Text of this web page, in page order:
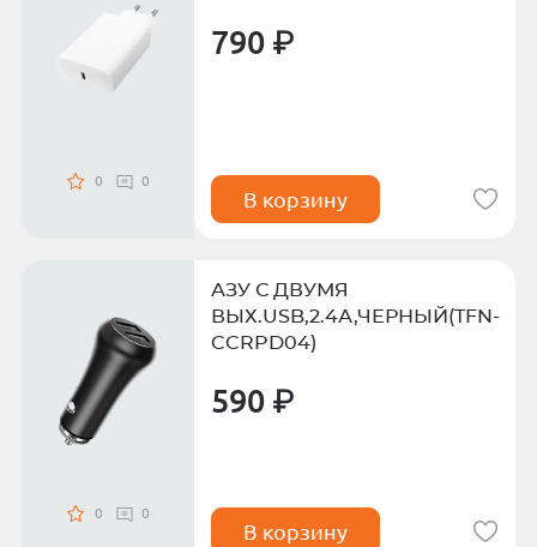
0 0
790 ₽
В корзину
0 0
АЗУ С ДВУМЯ
ВЫХ.USB,2.4А,ЧЕРНЫЙ(TFN-
CCRPD04)
590 ₽
В корзину